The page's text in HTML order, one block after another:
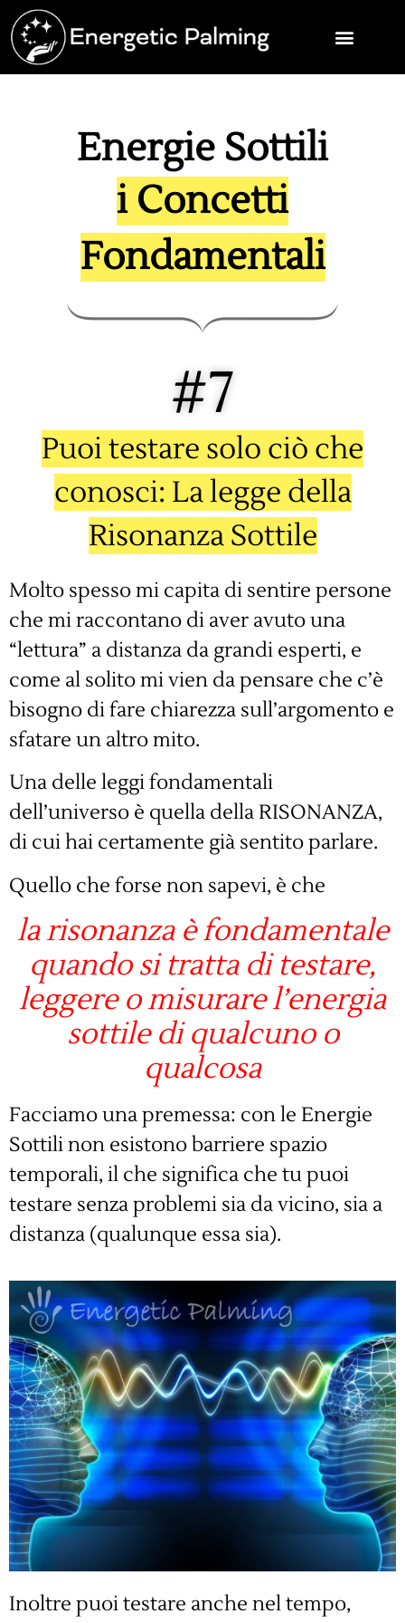
Energie Sottili
i Concetti
Fondamentali
#7
Puoi testare solo ciò che
conosci: La legge della
Risonanza Sottile
Molto spesso mi capita di sentire persone
che mi raccontano di aver avuto una
“lettura” a distanza da grandi esperti, e
come al solito mi vien da pensare che c’è
bisogno di fare chiarezza sull’argomento e
sfatare un altro mito.
Una delle leggi fondamentali
dell’universo è quella della RISONANZA,
di cui hai certamente già sentito parlare.
Quello che forse non sapevi, è che
la risonanza è fondamentale
quando si tratta di testare,
leggere o misurare l’energia
sottile di qualcuno o
qualcosa
Facciamo una premessa: con le Energie
Sottili non esistono barriere spazio
temporali, il che significa che tu puoi
testare senza problemi sia da vicino, sia a
distanza (qualunque essa sia).
Inoltre puoi testare anche nel tempo,